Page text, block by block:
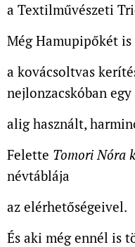
a Textilművészeti
Még Hamupipőkét
a kovácsoltvas
nejlonzacskóban
alig használt,
Felette Tomori Nóra
névtáblája
az elérhetőségeivel.
És aki még ennél is